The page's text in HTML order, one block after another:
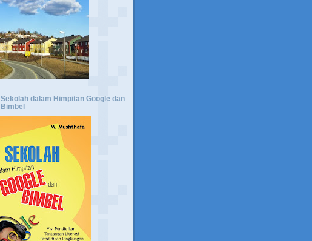
Sekolah dalam Himpitan Google dan
Bimbel